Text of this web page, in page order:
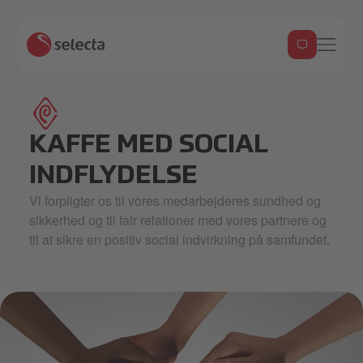
CYMK_Change Please logo lockup_Coral 2 2.svg
KAFFE MED SOCIAL
INDFLYDELSE
Vi forpligter os til vores medarbejderes sundhed og
sikkerhed og til fair relationer med vores partnere og
til at sikre en positiv social indvirkning på samfundet.